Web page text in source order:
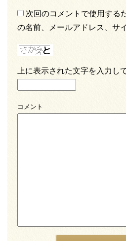
次回のコメントで使用する
の名前、メールアドレス、サ
上に表示された文字を入力し
コメント